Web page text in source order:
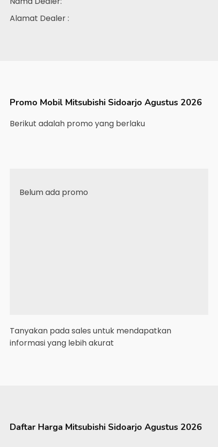
Alamat Dealer :
Promo Mobil Mitsubishi Sidoarjo Agustus 2026
Berikut adalah promo yang berlaku
Belum ada promo
Tanyakan pada sales untuk mendapatkan
informasi yang lebih akurat
Daftar Harga Mitsubishi Sidoarjo Agustus 2026